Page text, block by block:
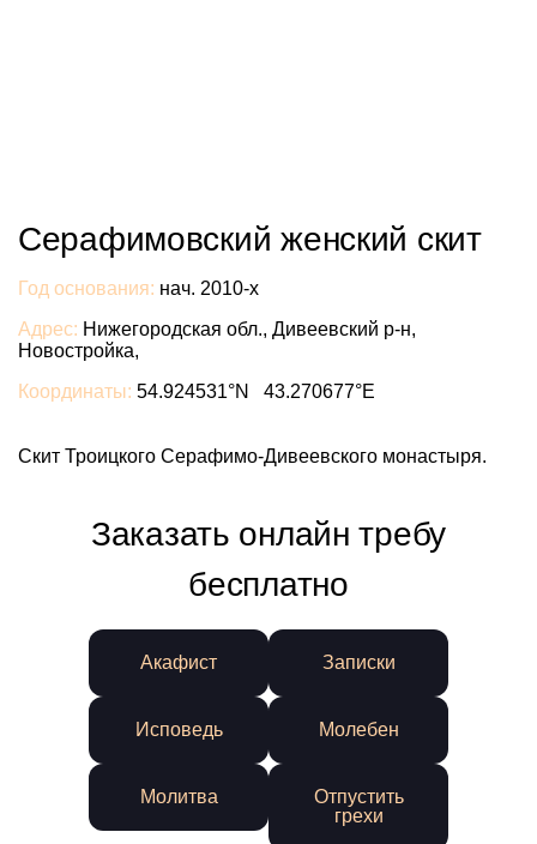
Серафимовский женский скит
Год основания: нач. 2010-х
Адрес: Нижегородская обл., Дивеевский р-н,
Новостройка,
Координаты: 54.924531°N 43.270677°E
Скит Троицкого Серафимо-Дивеевского монастыря.
Заказать онлайн требу
бесплатно
Акафист Записки
Исповедь Молебен
Молитва
Отпустить
грехи